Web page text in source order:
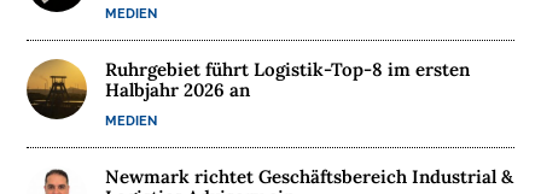
E
N
E
MEDIEN
Ruhrgebiet führt Logistik-Top-8 im ersten
Halbjahr 2026 an
MEDIEN
Newmark richtet Geschäftsbereich Industrial &